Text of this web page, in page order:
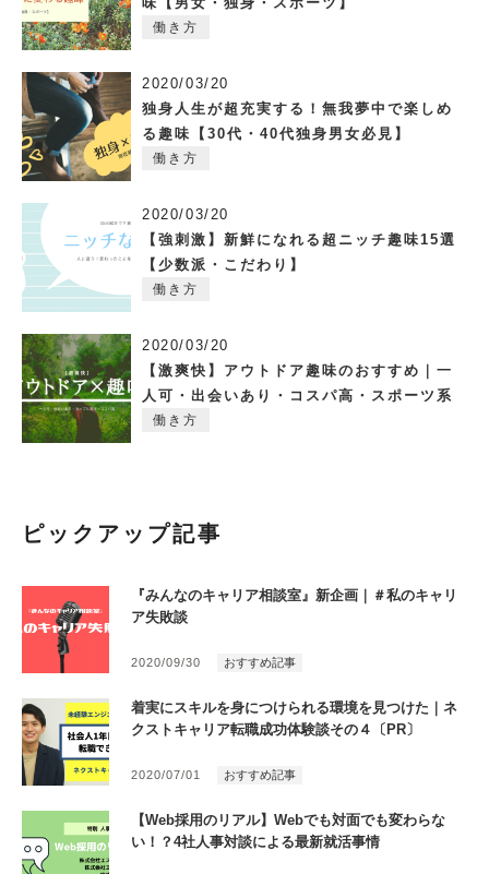
働き方
2020/03/20
独身人生が超充実する！無我夢中で楽しめ
る趣味【30代・40代独身男女必見】
働き方
2020/03/20
【強刺激】新鮮になれる超ニッチ趣味15選
【少数派・こだわり】
働き方
2020/03/20
【激爽快】アウトドア趣味のおすすめ｜一
人可・出会いあり・コスパ高・スポーツ系
働き方
ピックアップ記事
『みんなのキャリア相談室』新企画｜＃私のキャリ
ア失敗談
2020/09/30 おすすめ記事
着実にスキルを身につけられる環境を見つけた｜ネ
クストキャリア転職成功体験談その４〔PR〕
2020/07/01 おすすめ記事
【Web採用のリアル】Webでも対面でも変わらな
い！？4社人事対談による最新就活事情